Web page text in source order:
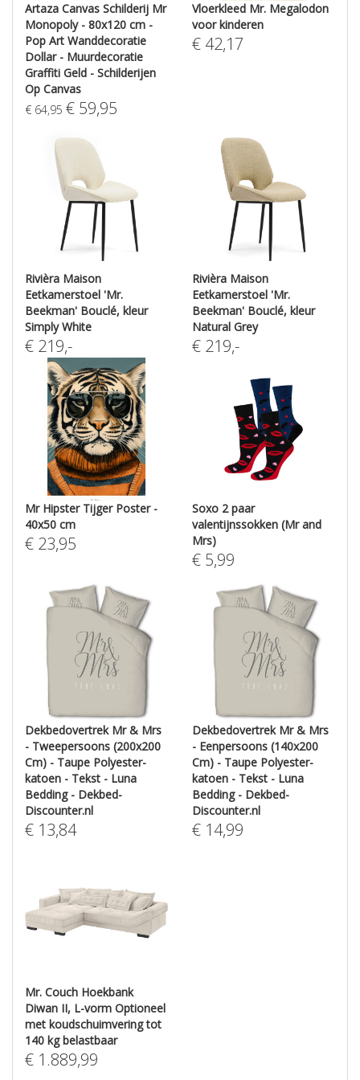
Artaza Canvas Schilderij Mr
Monopoly - 80x120 cm -
Pop Art Wanddecoratie
Dollar - Muurdecoratie
Graffiti Geld - Schilderijen
Op Canvas
€ 64,95 € 59,95
Vloerkleed Mr. Megalodon
voor kinderen
€ 42,17
Rivièra Maison
Eetkamerstoel 'Mr.
Beekman' Bouclé, kleur
Simply White
€ 219,-
Rivièra Maison
Eetkamerstoel 'Mr.
Beekman' Bouclé, kleur
Natural Grey
€ 219,-
Mr Hipster Tijger Poster -
40x50 cm
€ 23,95
Soxo 2 paar
valentijnssokken (Mr and
Mrs)
€ 5,99
Dekbedovertrek Mr & Mrs
- Tweepersoons (200x200
Cm) - Taupe Polyester-
katoen - Tekst - Luna
Bedding - Dekbed-
Discounter.nl
€ 13,84
Dekbedovertrek Mr & Mrs
- Eenpersoons (140x200
Cm) - Taupe Polyester-
katoen - Tekst - Luna
Bedding - Dekbed-
Discounter.nl
€ 14,99
Mr. Couch Hoekbank
Diwan II, L-vorm Optioneel
met koudschuimvering tot
140 kg belastbaar
€ 1.889,99